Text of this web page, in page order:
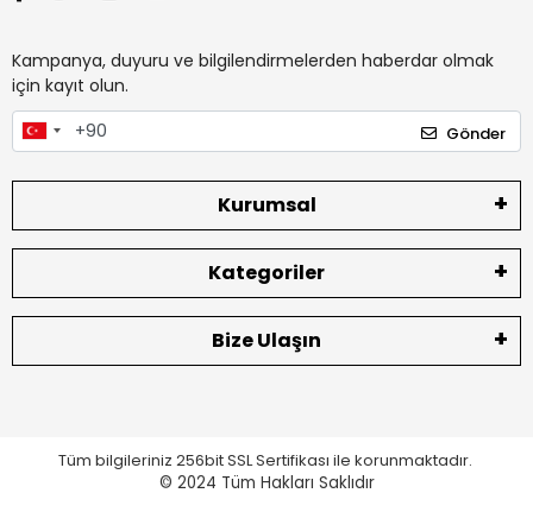
Kampanya, duyuru ve bilgilendirmelerden haberdar olmak
için kayıt olun.
Gönder
Kurumsal
Kategoriler
Bize Ulaşın
Tüm bilgileriniz 256bit SSL Sertifikası ile korunmaktadır.
© 2024 Tüm Hakları Saklıdır